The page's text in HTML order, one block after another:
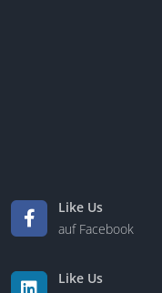
Like Us
auf Facebook
Like Us